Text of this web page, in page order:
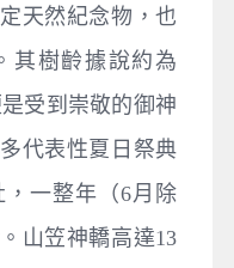
天然紀念物，也
其樹齡據說約為
受到崇敬的御神
代表性夏日祭典
，一整年（6月除
山笠神轎高達13